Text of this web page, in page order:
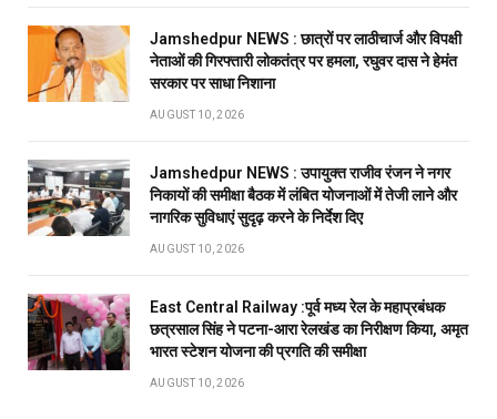
Jamshedpur NEWS : छात्रों पर लाठीचार्ज और विपक्षी
नेताओं की गिरफ्तारी लोकतंत्र पर हमला, रघुवर दास ने हेमंत
सरकार पर साधा निशाना
AUGUST 10, 2026
Jamshedpur NEWS : उपायुक्त राजीव रंजन ने नगर
निकायों की समीक्षा बैठक में लंबित योजनाओं में तेजी लाने और
नागरिक सुविधाएं सुदृढ़ करने के निर्देश दिए
AUGUST 10, 2026
East Central Railway :पूर्व मध्य रेल के महाप्रबंधक
छत्रसाल सिंह ने पटना-आरा रेलखंड का निरीक्षण किया, अमृत
भारत स्टेशन योजना की प्रगति की समीक्षा
AUGUST 10, 2026